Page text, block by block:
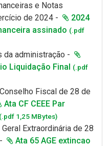
e Notas
de 2024 -
2024
assinado (.pdf
da administração -
Liquidação Final (.pdf
Fiscal de 28 de
Ata CF CEEE Par
(.pdf 1,25 MBytes)
Extraordinária de 28
-
Ata 65 AGE extincao